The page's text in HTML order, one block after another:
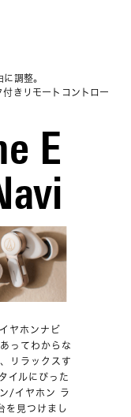
調整。
きリモートコントロー
E
ヤホンナビ
ってわからな
リラックスす
イルにぴった
/イヤホン ラ
を見つけまし